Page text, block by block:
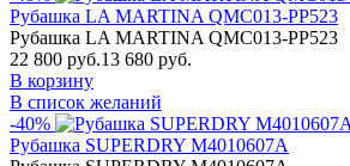
Рубашка LA MARTINA QMC013-PP523
Рубашка LA MARTINA QMC013-PP523
22 800 руб.13 680 руб.
В корзину
В список желаний
-40%
Рубашка SUPERDRY M4010607A